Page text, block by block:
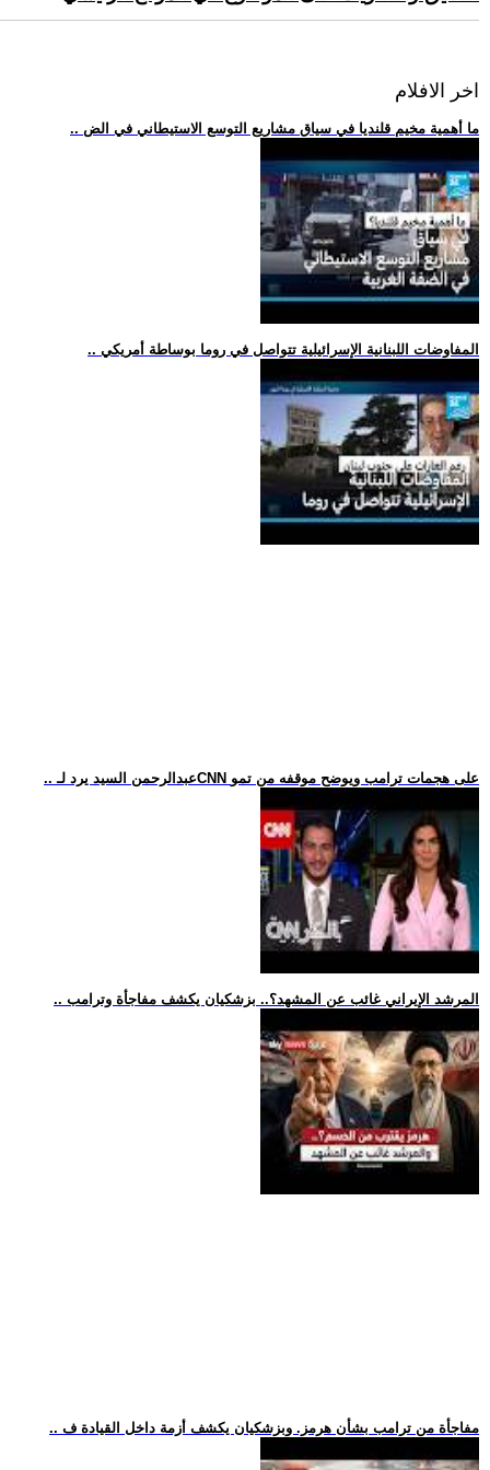
اخر الافلام
.. ما أهمية مخيم قلنديا في سياق مشاريع التوسع الاستيطاني في الض
.. المفاوضات اللبنانية الإسرائيلية تتواصل في روما بوساطة أمريكي
.. عبدالرحمن السيد يرد لـCNN على هجمات ترامب ويوضح موقفه من تمو
.. المرشد الإيراني غائب عن المشهد؟.. بزشكيان يكشف مفاجأة وترامب
.. مفاجأة من ترامب بشأن هرمز. وبزشكيان يكشف أزمة داخل القيادة ف